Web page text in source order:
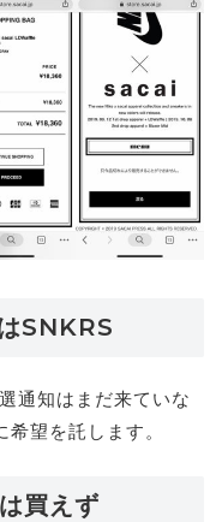
SNKRS
通知はまだ来ていな
望を託します。
買えず